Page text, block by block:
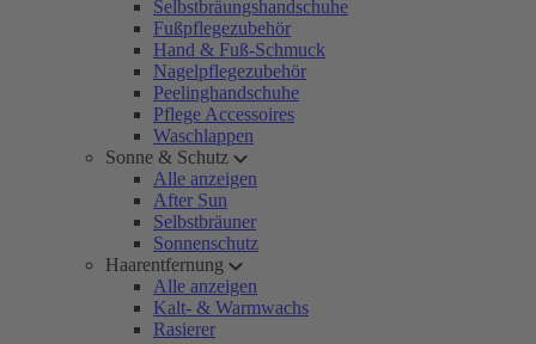
Selbstbräungshandschuhe
Fußpflegezubehör
Hand & Fuß-Schmuck
Nagelpflegezubehör
Peelinghandschuhe
Pflege Accessoires
Waschlappen
Sonne & Schutz
Alle anzeigen
After Sun
Selbstbräuner
Sonnenschutz
Haarentfernung
Alle anzeigen
Kalt- & Warmwachs
Rasierer